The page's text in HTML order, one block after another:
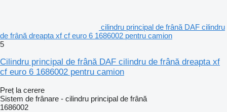
cilindru principal de frână DAF cilindru
de frână dreapta xf cf euro 6 1686002 pentru camion
5
Cilindru principal de frână DAF cilindru de frână dreapta xf
cf euro 6 1686002 pentru camion
Preț la cerere
Sistem de frânare - cilindru principal de frână
1686002